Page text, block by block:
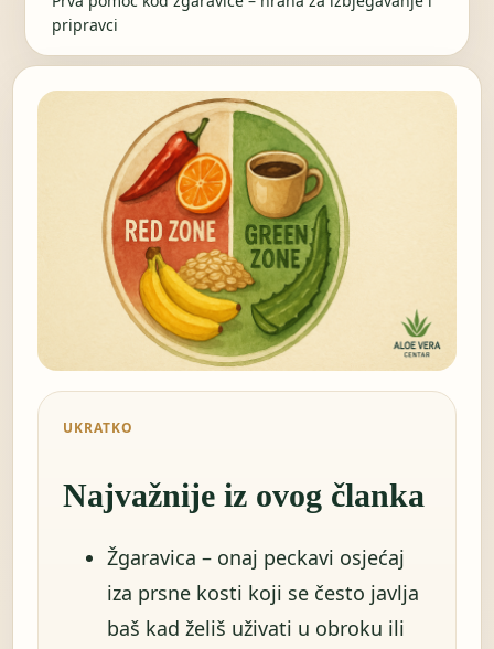
pripravci
UKRATKO
Najvažnije iz ovog članka
Žgaravica – onaj peckavi osjećaj
iza prsne kosti koji se često javlja
baš kad želiš uživati u obroku ili